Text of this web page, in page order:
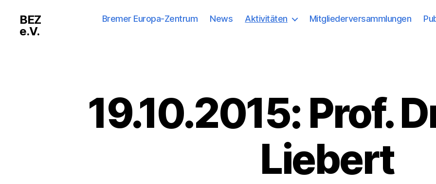
BEZ
e.V.
Bremer Europa-Zentrum News Aktivitäten Mitgliederversammlungen
19.10.2015: Prof.
Liebert